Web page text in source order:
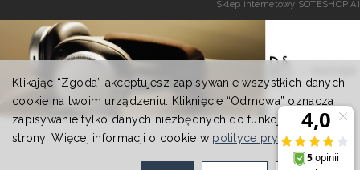
Sklep internetowy SOTESHOP AI
Klikając “Zgoda” akceptujesz zapisywanie wszystkich danych
cookie na twoim urządzeniu. Kliknięcie “Odmowa” oznacza
zapisywanie tylko danych niezbędnych do funkcjonowania
strony. Więcej informacji o cookie w polityce prywatności.